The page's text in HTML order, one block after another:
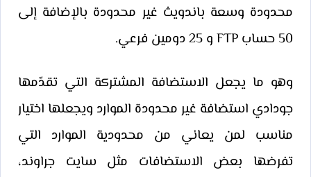
محدودة وسعة باندويث غير محدودة بالإضافة إلى
50 حساب FTP و 25 دومين فرعي.
وهو ما يجعل الاستضافة المشتركة التي تقدّمها
جودادي استضافة غير محدودة الموارد ويجعلها اختيار
مناسب لمن يعاني من محدودية الموارد التي
تفرضها بعض الاستضافات مثل سايت جراوند،